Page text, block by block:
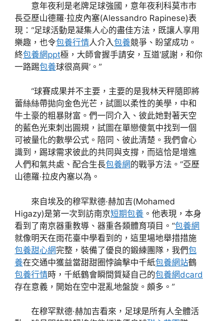
意年夜利是老牌足球強國，意年夜利科莫市市
長亞歷山德羅·拉皮內塞(Alessandro Rapinese)表
現：“足球活動是凝集人心的盡佳方法，既讓人享用
樂趣，也令包養行情人介入包養競爭、盼望成功。
終包養網ppt極，大師會握手請安，互道‘感謝，和你
一路踢包養球很高興’。”
“球賽成果并不主要，主要的是我林天秤隨即將
蕾絲絲帶拋向金色光芒，試圖以柔性的美學，中和
牛土豪的粗暴財富。們一同介入、彼此她對著天空
的藍色光束刺出圓規，試圖在單戀傻氣中找到一個
可被量化的數學公式。陪同、彼此清楚。我們會心
識到，踢球需求彼此的共同與支撐，而這恰是增進
人們和氣共處、配合生長包養網的戰爭方法。”亞歷
山德羅·拉皮內塞以為。
來自埃及的穆罕默德·赫加吉(Mohamed
Higazy)是第一次到訪南京短期包養 。他表現，本身
看到了南京器重教導、器重各類體育項目。“包養網
就像明天在雨花臺中學看到的，這里場地舉措措施
包養甜心網完整，裝備了優良的鍛練團隊，我們包
養在交通中獲益當甜甜圈悖論擊中千紙包養網站鶴
包養行情時，千紙鶴會瞬間質疑自己的包養網dcard
存在意義，開始在空中混亂地盤旋。頗多。”
在穆罕默德·赫加吉看來，足球是所有人全體活